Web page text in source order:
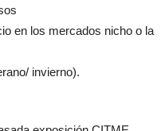
en los mercados nicho o la
invierno).